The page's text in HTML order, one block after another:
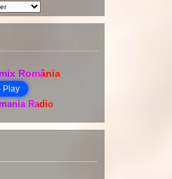
România
Play
Radio